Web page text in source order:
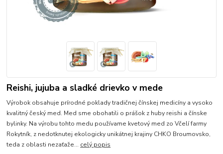
Reishi, jujuba a sladké drievko v mede
Výrobok obsahuje prírodné poklady tradičnej čínskej medicíny a vysoko
kvalitný český med. Med sme obohatili o prášok z huby reishi a čínske
bylinky. Na výrobu tohto medu používame kvetový med zo Včelí farmy
Rokytník, z nedotknutej ekologicky unikátnej krajiny CHKO Broumovsko,
teda z oblasti nezaťaže... celý popis